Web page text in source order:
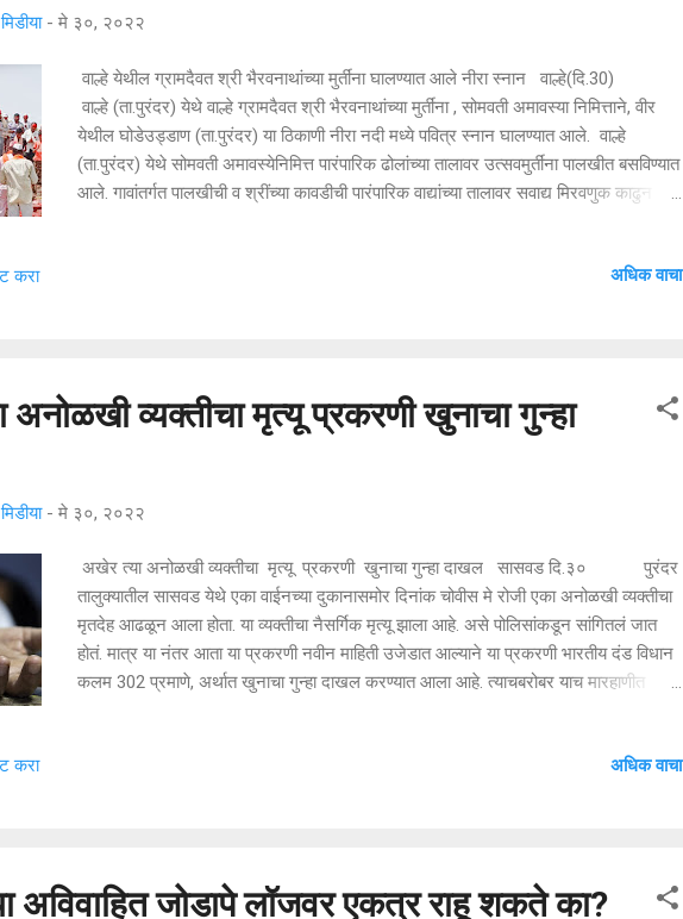
- मे ३०, २०२२
वाल्हे येथील ग्रामदैवत श्री भैरवनाथांच्या मुर्तींना घालण्यात आले नीरा स्नान वाल्हे(दि.30)
वाल्हे (ता.पुरंदर) येथे वाल्हे ग्रामदैवत श्री भैरवनाथांच्या मुर्तींना , सोमवती अमावस्या निमित्ताने, वीर
येथील घोडेउड्डाण (ता.पुरंदर) या ठिकाणी नीरा नदी मध्ये पवित्र स्नान घालण्यात आले. वाल्हे
(ता.पुरंदर) येथे सोमवती अमावस्येनिमित्त पारंपारिक ढोलांच्या तालावर उत्सवमुर्तींना पालखीत बसविण्यात
आले. गावांतर्गत पालखीची व श्रींच्या कावडीची पारंपारिक वाद्यांच्या तालावर सवाद्य मिरवणुक काढुन
येथील पालखी वीर येथील घोडेउड्डाण येथे नेहून नीरा नदीवर मूर्तींना स्नान घालण्यात आले. यावेळी
करा अधिक वाचा
व्यक्तीचा मृत्यू प्रकरणी खुनाचा गुन्हा
- मे ३०, २०२२
अखेर त्या अनोळखी व्यक्तीचा मृत्यू प्रकरणी खुनाचा गुन्हा दाखल सासवड दि.३० पुरंदर
तालुक्यातील सासवड येथे एका वाईनच्या दुकानासमोर दिनांक चोवीस मे रोजी एका अनोळखी व्यक्तीचा
मृतदेह आढळून आला होता. या व्यक्तीचा नैसर्गिक मृत्यू झाला आहे. असे पोलिसांकडून सांगितलं जात
होतं. मात्र या नंतर आता या प्रकरणी नवीन माहिती उजेडात आल्याने या प्रकरणी भारतीय दंड विधान
कलम 302 प्रमाणे, अर्थात खुनाचा गुन्हा दाखल करण्यात आला आहे. त्याचबरोबर याच मारहाणीत
गुन्हा दडपण्याचा प्रयत्न करणाऱ्या त्या राजकीय नेत्याची मोठी गोची झाल्याचे दिसते आहे.
करा अधिक वाचा
अविवाहित जोडापे लॉजवर एकत्र राहू शकते का?